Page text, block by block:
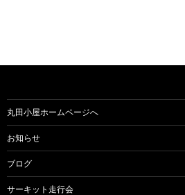
丸田小屋ホームページへ
お知らせ
ブログ
サーキット走行会